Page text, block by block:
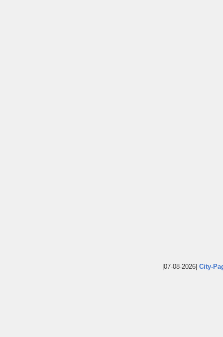
|07-08-2026| City-